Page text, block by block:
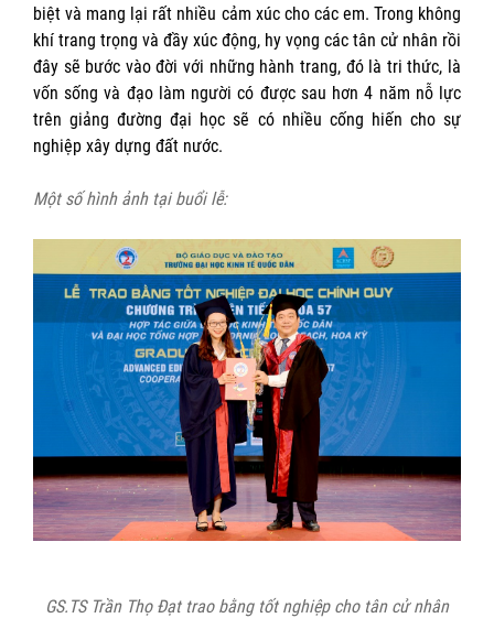
biệt và mang lại rất nhiều cảm xúc cho các em. Trong không
khí trang trọng và đầy xúc động, hy vọng các tân cử nhân rồi
đây sẽ bước vào đời với những hành trang, đó là tri thức, là
vốn sống và đạo làm người có được sau hơn 4 năm nỗ lực
trên giảng đường đại học sẽ có nhiều cống hiến cho sự
nghiệp xây dựng đất nước.
Một số hình ảnh tại buổi lễ:
GS.TS Trần Thọ Đạt trao bằng tốt nghiệp cho tân cử nhân